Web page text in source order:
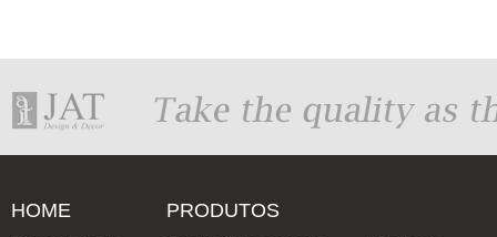
HOME PRODUTOS